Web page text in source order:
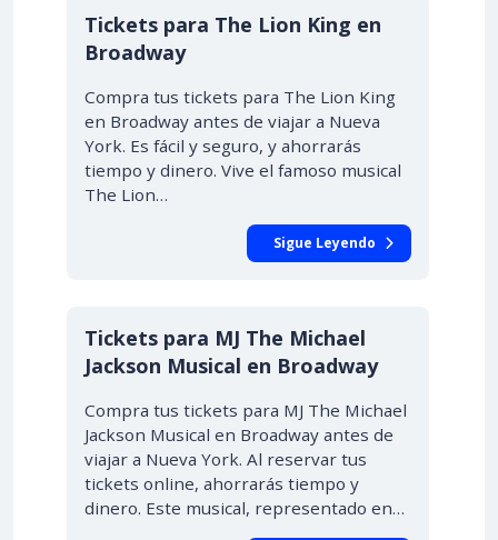
Tickets para The Lion King en
Broadway
Compra tus tickets para The Lion King
en Broadway antes de viajar a Nueva
York. Es fácil y seguro, y ahorrarás
tiempo y dinero. Vive el famoso musical
The Lion…
Sigue Leyendo
Tickets para MJ The Michael
Jackson Musical en Broadway
Compra tus tickets para MJ The Michael
Jackson Musical en Broadway antes de
viajar a Nueva York. Al reservar tus
tickets online, ahorrarás tiempo y
dinero. Este musical, representado en…